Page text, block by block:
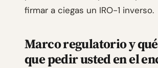
firmar a ciegas un IRO-1 inverso.
Marco regulatorio y
que pedir usted en el